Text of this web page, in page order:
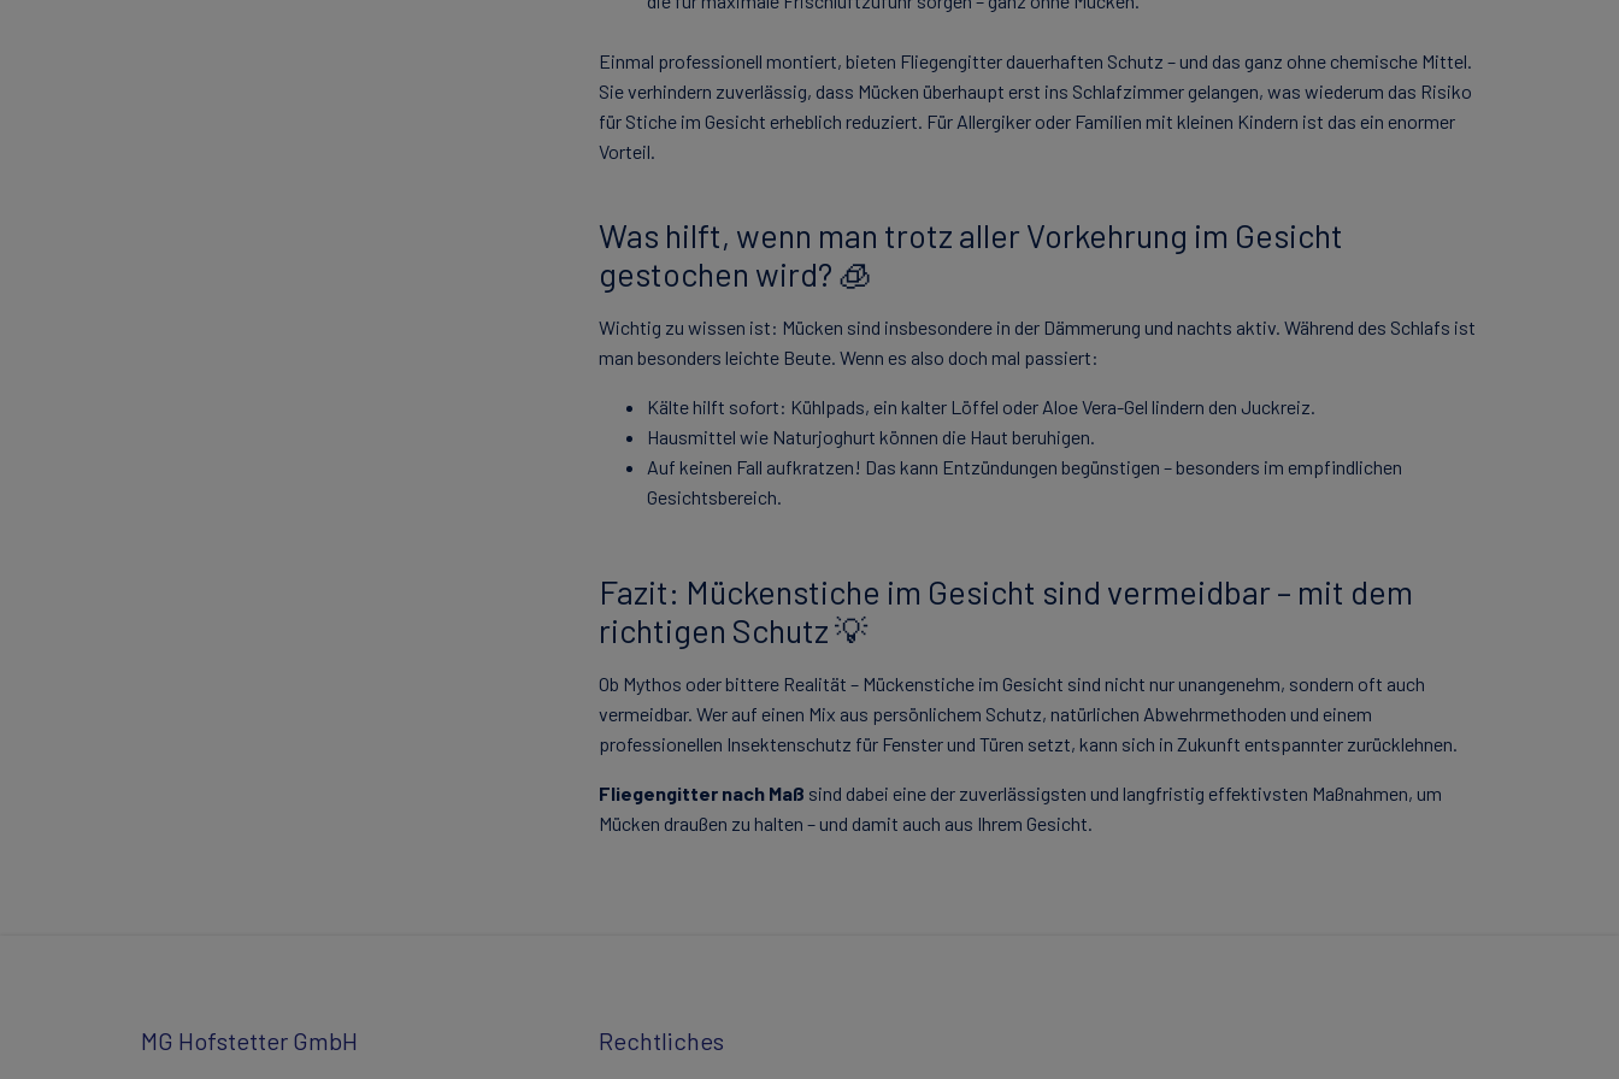
Einmal professionell montiert, bieten Fliegengitter dauerhaften Schutz – und das ganz ohne chemische Mittel.
Sie verhindern zuverlässig, dass Mücken überhaupt erst ins Schlafzimmer gelangen, was wiederum das Risiko
für Stiche im Gesicht erheblich reduziert. Für Allergiker oder Familien mit kleinen Kindern ist das ein enormer
Vorteil.
Was hilft, wenn man trotz aller Vorkehrung im Gesicht
gestochen wird? 🧊
Wichtig zu wissen ist: Mücken sind insbesondere in der Dämmerung und nachts aktiv. Während des Schlafs ist
man besonders leichte Beute. Wenn es also doch mal passiert:
Kälte hilft sofort: Kühlpads, ein kalter Löffel oder Aloe Vera-Gel lindern den Juckreiz.
Hausmittel wie Naturjoghurt können die Haut beruhigen.
Auf keinen Fall aufkratzen! Das kann Entzündungen begünstigen – besonders im empfindlichen
Gesichtsbereich.
Fazit: Mückenstiche im Gesicht sind vermeidbar – mit dem
richtigen Schutz 💡
Ob Mythos oder bittere Realität – Mückenstiche im Gesicht sind nicht nur unangenehm, sondern oft auch
vermeidbar. Wer auf einen Mix aus persönlichem Schutz, natürlichen Abwehrmethoden und einem
professionellen Insektenschutz für Fenster und Türen setzt, kann sich in Zukunft entspannter zurücklehnen.
Fliegengitter nach Maß sind dabei eine der zuverlässigsten und langfristig effektivsten Maßnahmen, um
Mücken draußen zu halten – und damit auch aus Ihrem Gesicht.
MG Hofstetter GmbH Rechtliches